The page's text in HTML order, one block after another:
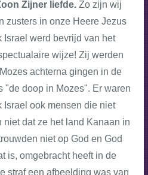
Zijner liefde. Zo zijn wij
zusters in onze Heere Jezus
Israel werd bevrijd van het
wijze! Zij werden
achterna gingen in de
"de doop in Mozes". Er waren
Israel ook mensen die niet
dat ze het land Kanaan in
niet op God en God
is, omgebracht heeft in de
straf een afbeelding was van